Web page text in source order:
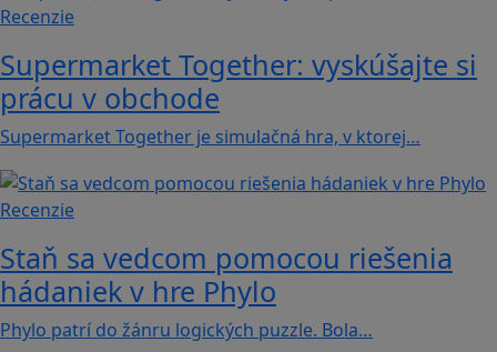
Recenzie
Supermarket Together: vyskúšajte si
prácu v obchode
Supermarket Together je simulačná hra, v ktorej…
Recenzie
Staň sa vedcom pomocou riešenia
hádaniek v hre Phylo
Phylo patrí do žánru logických puzzle. Bola…